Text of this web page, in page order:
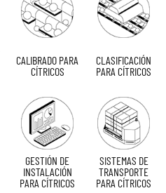
CALIBRADO PARA
CÍTRICOS
CLASIFICACIÓN
PARA CÍTRICOS
GESTIÓN DE
INSTALACIÓN
PARA CÍTRICOS
SISTEMAS DE
TRANSPORTE
PARA CÍTRICOS